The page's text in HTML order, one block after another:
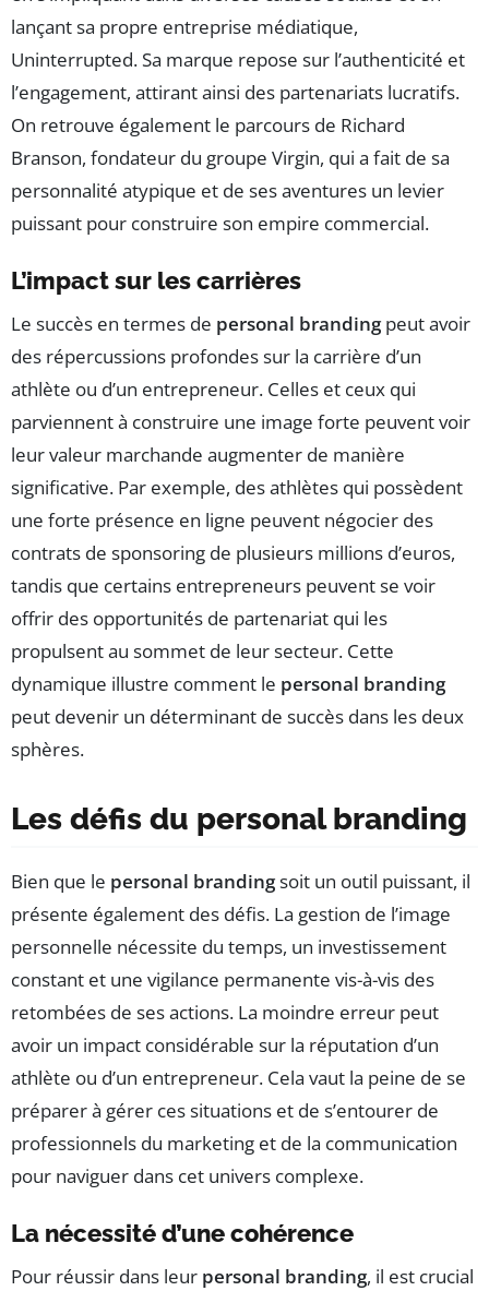
lançant sa propre entreprise médiatique,
Uninterrupted. Sa marque repose sur l’authenticité et
l’engagement, attirant ainsi des partenariats lucratifs.
On retrouve également le parcours de Richard
Branson, fondateur du groupe Virgin, qui a fait de sa
personnalité atypique et de ses aventures un levier
puissant pour construire son empire commercial.
L’impact sur les carrières
Le succès en termes de personal brandingpeut avoir
des répercussions profondes sur la carrière d’un
athlète ou d’un entrepreneur. Celles et ceux qui
parviennent à construire une image forte peuvent voir
leur valeur marchande augmenter de manière
significative. Par exemple, des athlètes qui possèdent
une forte présence en ligne peuvent négocier des
contrats de sponsoring de plusieurs millions d’euros,
tandis que certains entrepreneurs peuvent se voir
offrir des opportunités de partenariat qui les
propulsent au sommet de leur secteur. Cette
dynamique illustre comment le personal branding
peut devenir un déterminant de succès dans les deux
sphères.
Les défis du personal branding
Bien que le personal brandingsoit un outil puissant, il
présente également des défis. La gestion de l’image
personnelle nécessite du temps, un investissement
constant et une vigilance permanente vis-à-vis des
retombées de ses actions. La moindre erreur peut
avoir un impact considérable sur la réputation d’un
athlète ou d’un entrepreneur. Cela vaut la peine de se
préparer à gérer ces situations et de s’entourer de
professionnels du marketing et de la communication
pour naviguer dans cet univers complexe.
La nécessité d’une cohérence
Pour réussir dans leur personal branding, il est crucial